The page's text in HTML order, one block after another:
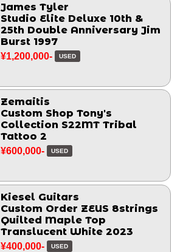
James Tyler
Studio Elite Deluxe 10th &
25th Double Anniversary Jim
Burst 1997
¥1,200,000- USED
Zemaitis
Custom Shop Tony's
Collection S22MT Tribal
Tattoo 2
¥600,000- USED
Kiesel Guitars
Custom Order ZEUS 8strings
Quilted Maple Top
Translucent White 2023
¥400,000- USED